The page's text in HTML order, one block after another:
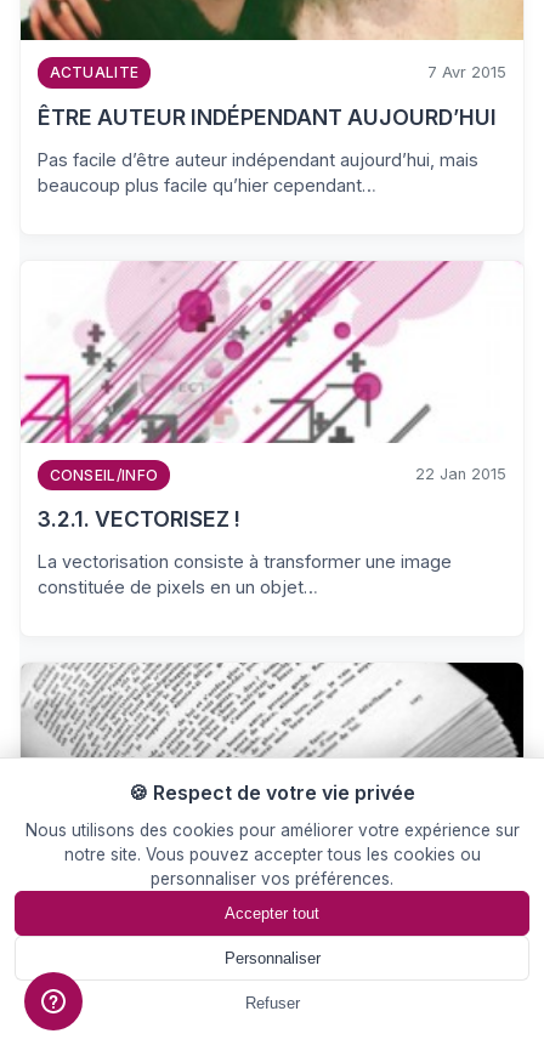
ACTUALITE 7 Avr 2015
ÊTRE AUTEUR INDÉPENDANT AUJOURD’HUI
Pas facile d’être auteur indépendant aujourd’hui, mais
beaucoup plus facile qu’hier cependant…
CONSEIL/INFO 22 Jan 2015
3.2.1. VECTORISEZ !
La vectorisation consiste à transformer une image
constituée de pixels en un objet…
CONSEIL/INFO
Faire la pagination sur Word
Les pages de droite portent toujours un numéro impair.
Les chapitres débutent…
🍪 Respect de votre vie privée
Nous utilisons des cookies pour améliorer votre expérience sur
notre site. Vous pouvez accepter tous les cookies ou
personnaliser vos préférences.
Accepter tout
Personnaliser
Refuser